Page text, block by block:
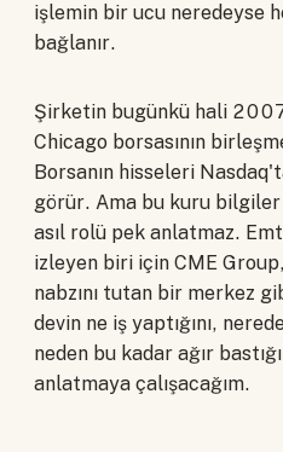
işlemin bir ucu neredeyse
bağlanır.
Şirketin bugünkü hali
Chicago borsasının
Borsanın hisseleri
görür. Ama bu kuru bilgiler
asıl rolü pek anlatmaz.
izleyen biri için CME
nabzını tutan bir merkez
devin ne iş yaptığını,
neden bu kadar ağır
anlatmaya çalışacağım.